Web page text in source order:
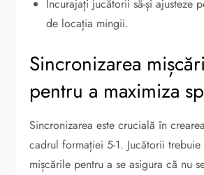
Încurajați jucătorii să-și ajusteze
de locația mingii.
Sincronizarea
pentru a maximiza
Sincronizarea este crucială în
cadrul formației 5-1. Jucătorii trebuie
mișcările pentru a se asigura că nu